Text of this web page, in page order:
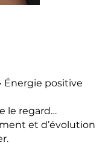
Énergie positive
le regard…
et d’évolution